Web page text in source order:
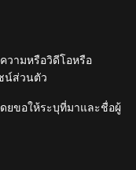
วามหรือวิดีโอหรือ
น์ส่วนตัว
ยขอให้ระบุที่มาและชื่อผู้